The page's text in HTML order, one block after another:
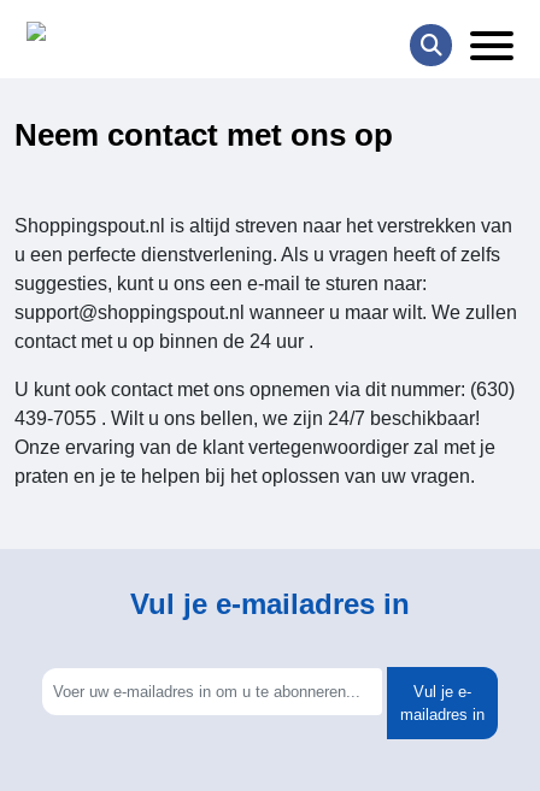
Neem contact met ons op
Shoppingspout.nl is altijd streven naar het verstrekken van
u een perfecte dienstverlening. Als u vragen heeft of zelfs
suggesties, kunt u ons een e-mail te sturen naar:
support@shoppingspout.nl wanneer u maar wilt. We zullen
contact met u op binnen de 24 uur .
U kunt ook contact met ons opnemen via dit nummer: (630)
439-7055 . Wilt u ons bellen, we zijn 24/7 beschikbaar!
Onze ervaring van de klant vertegenwoordiger zal met je
praten en je te helpen bij het oplossen van uw vragen.
Vul je e-mailadres in
Vul je e-
mailadres in